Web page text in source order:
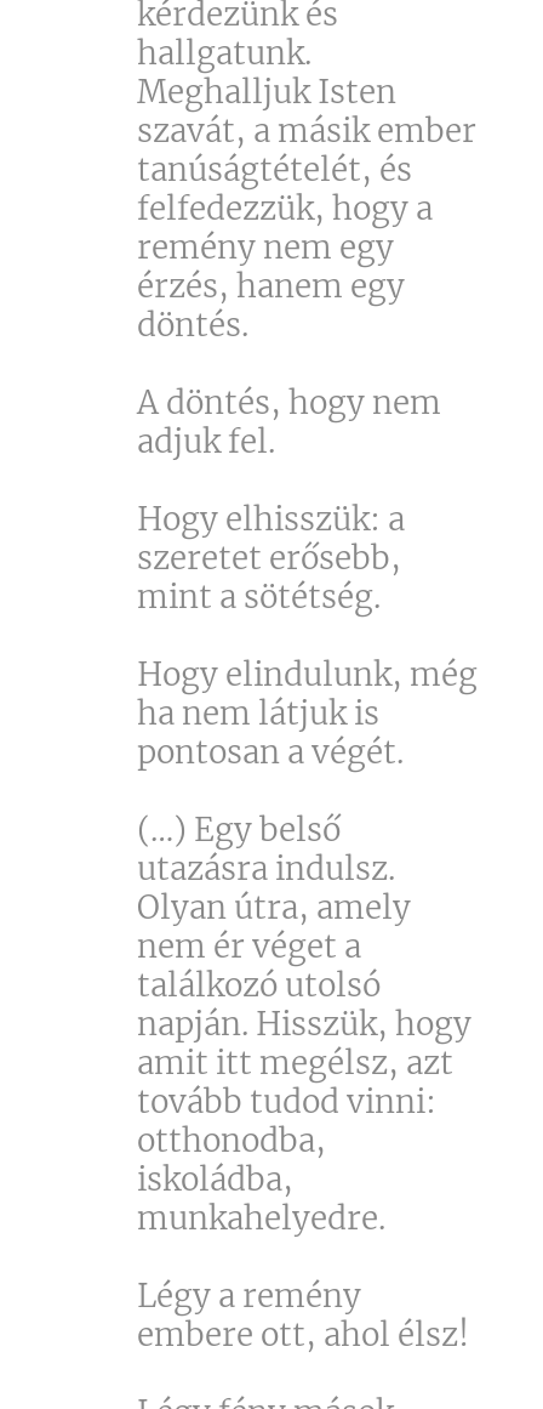
kérdezünk és
hallgatunk.
Meghalljuk Isten
szavát, a másik ember
tanúságtételét, és
felfedezzük, hogy a
remény nem egy
érzés, hanem egy
döntés.
A döntés, hogy nem
adjuk fel.
Hogy elhisszük: a
szeretet erősebb,
mint a sötétség.
Hogy elindulunk, még
ha nem látjuk is
pontosan a végét.
(…) Egy belső
utazásra indulsz.
Olyan útra, amely
nem ér véget a
találkozó utolsó
napján. Hisszük, hogy
amit itt megélsz, azt
tovább tudod vinni:
otthonodba,
iskoládba,
munkahelyedre.
Légy a remény
embere ott, ahol élsz!